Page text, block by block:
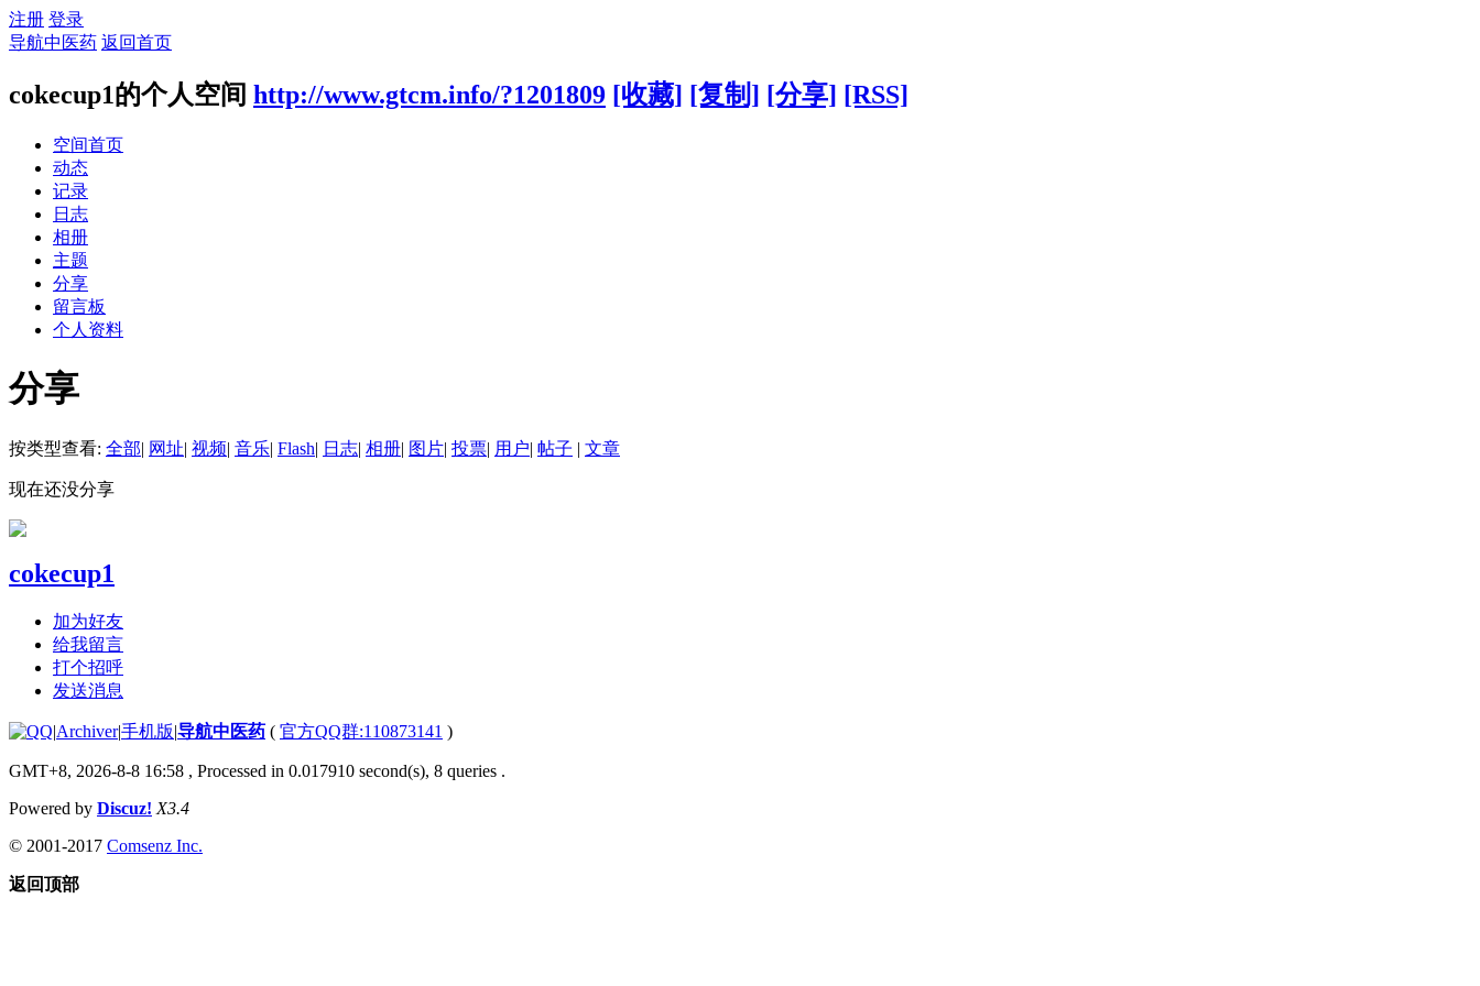
注册 登录
导航中医药 返回首页
cokecup1的个人空间 http://www.gtcm.info/?1201809 [收藏] [复制] [分享] [RSS]
空间首页
动态
记录
日志
相册
主题
分享
留言板
个人资料
分享
按类型查看: 全部| 网址| 视频| 音乐| Flash| 日志| 相册| 图片| 投票| 用户| 帖子 | 文章
现在还没分享
cokecup1
加为好友
给我留言
打个招呼
发送消息
|Archiver|手机版|导航中医药 ( 官方QQ群:110873141 )
GMT+8, 2026-8-8 16:58 , Processed in 0.017910 second(s), 8 queries .
Powered by Discuz! X3.4
© 2001-2017 Comsenz Inc.
返回顶部